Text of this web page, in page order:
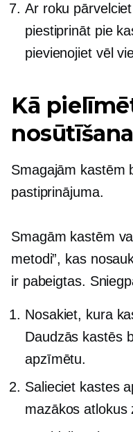
Ar roku
piestiprināt pie
pievienojiet vēl
Kā
Smagajām kastēm
pastiprinājuma.
Smagām kastēm
metodi”, kas
ir pabeigtas.
Nosakiet, kura
Daudzās kastēs
apzīmētu.
Salieciet kastes
mazākos atlokus